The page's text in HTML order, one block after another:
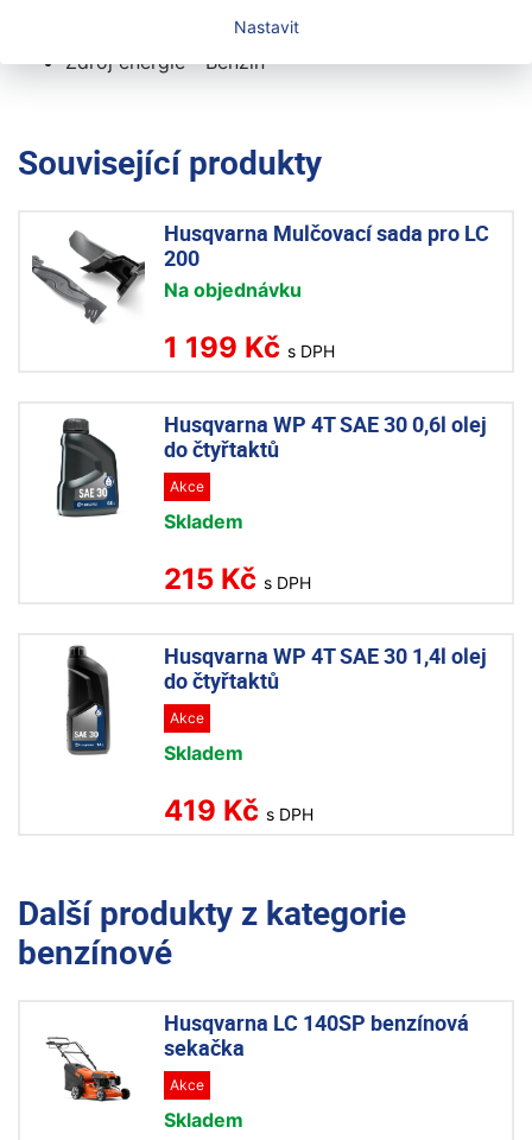
Nastavit
Zdroj energie - Benzin
Související produkty
Husqvarna Mulčovací sada pro LC
200
Na objednávku
1 199 Kč s DPH
Husqvarna WP 4T SAE 30 0,6l olej
do čtyřtaktů
Akce
Skladem
215 Kč s DPH
Husqvarna WP 4T SAE 30 1,4l olej
do čtyřtaktů
Akce
Skladem
419 Kč s DPH
Další produkty z kategorie
benzínové
Husqvarna LC 140SP benzínová
sekačka
Akce
Skladem